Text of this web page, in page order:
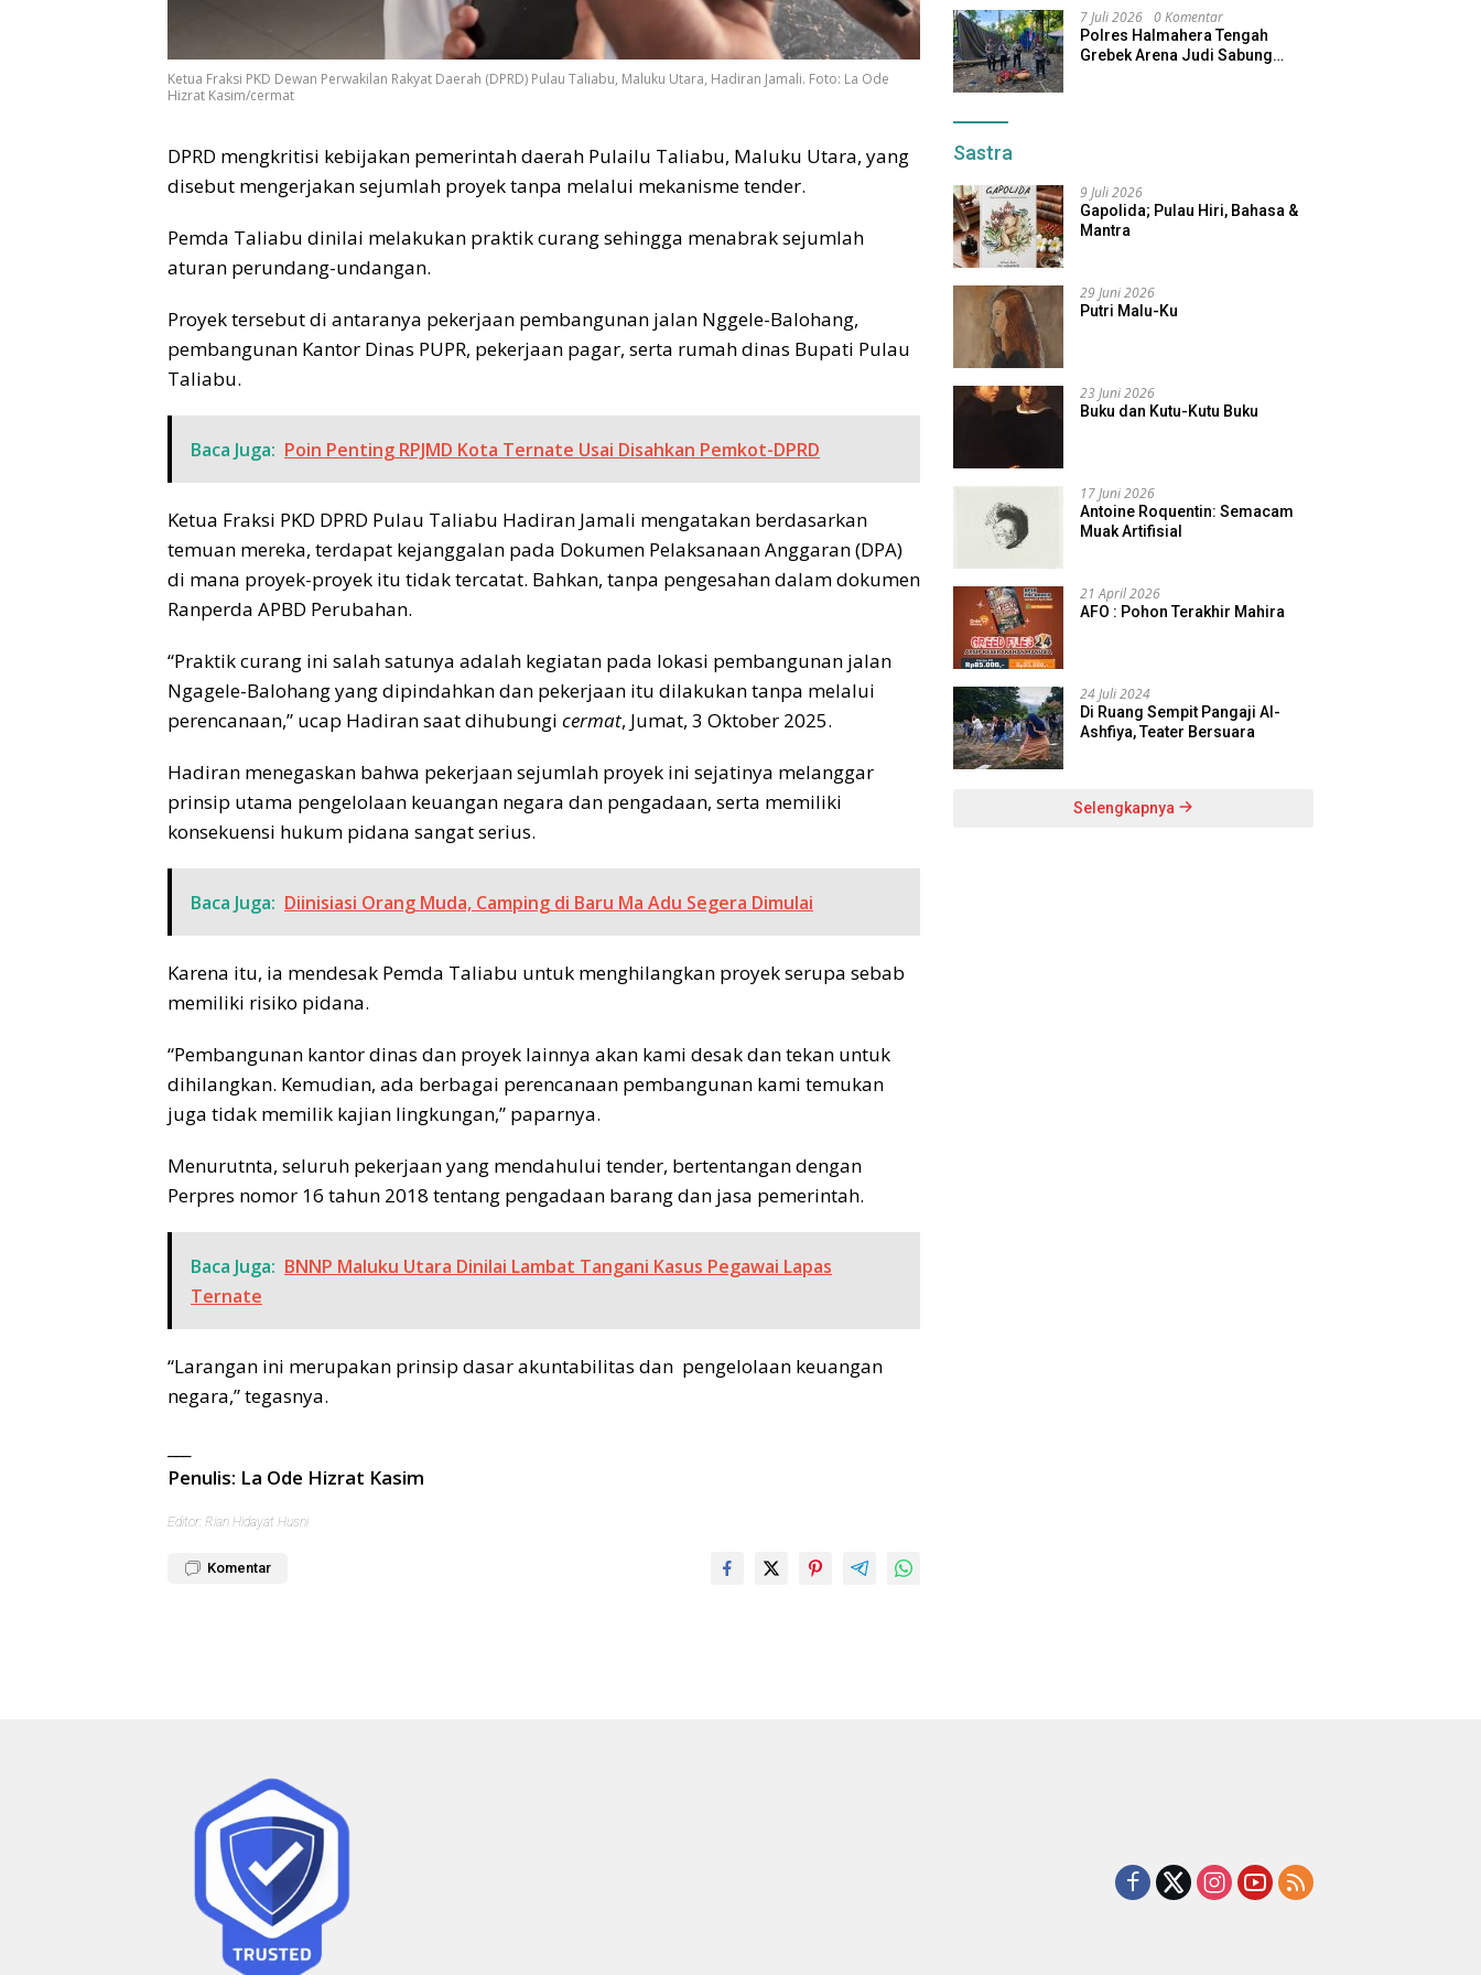
Ketua Fraksi PKD Dewan Perwakilan Rakyat Daerah (DPRD) Pulau Taliabu, Maluku Utara, Hadiran Jamali. Foto: La Ode
Hizrat Kasim/cermat
DPRD mengkritisi kebijakan pemerintah daerah Pulailu Taliabu, Maluku Utara, yang
disebut mengerjakan sejumlah proyek tanpa melalui mekanisme tender.
Pemda Taliabu dinilai melakukan praktik curang sehingga menabrak sejumlah
aturan perundang-undangan.
Proyek tersebut di antaranya pekerjaan pembangunan jalan Nggele-Balohang,
pembangunan Kantor Dinas PUPR, pekerjaan pagar, serta rumah dinas Bupati Pulau
Taliabu.
Baca Juga: Poin Penting RPJMD Kota Ternate Usai Disahkan Pemkot-DPRD
Ketua Fraksi PKD DPRD Pulau Taliabu Hadiran Jamali mengatakan berdasarkan
temuan mereka, terdapat kejanggalan pada Dokumen Pelaksanaan Anggaran (DPA)
di mana proyek-proyek itu tidak tercatat. Bahkan, tanpa pengesahan dalam dokumen
Ranperda APBD Perubahan.
“Praktik curang ini salah satunya adalah kegiatan pada lokasi pembangunan jalan
Ngagele-Balohang yang dipindahkan dan pekerjaan itu dilakukan tanpa melalui
perencanaan,” ucap Hadiran saat dihubungi cermat, Jumat, 3 Oktober 2025.
Hadiran menegaskan bahwa pekerjaan sejumlah proyek ini sejatinya melanggar
prinsip utama pengelolaan keuangan negara dan pengadaan, serta memiliki
konsekuensi hukum pidana sangat serius.
Baca Juga: Diinisiasi Orang Muda, Camping di Baru Ma Adu Segera Dimulai
Karena itu, ia mendesak Pemda Taliabu untuk menghilangkan proyek serupa sebab
memiliki risiko pidana.
“Pembangunan kantor dinas dan proyek lainnya akan kami desak dan tekan untuk
dihilangkan. Kemudian, ada berbagai perencanaan pembangunan kami temukan
juga tidak memilik kajian lingkungan,” paparnya.
Menurutnta, seluruh pekerjaan yang mendahului tender, bertentangan dengan
Perpres nomor 16 tahun 2018 tentang pengadaan barang dan jasa pemerintah.
Baca Juga: BNNP Maluku Utara Dinilai Lambat Tangani Kasus Pegawai Lapas
Ternate
“Larangan ini merupakan prinsip dasar akuntabilitas dan pengelolaan keuangan
negara,” tegasnya.
Penulis: La Ode Hizrat Kasim
Editor: Rian Hidayat Husni
Komentar
7 Juli 2026 0 Komentar
Polres Halmahera Tengah
Grebek Arena Judi Sabung
Sastra
9 Juli 2026
Gapolida; Pulau Hiri, Bahasa &
Mantra
29 Juni 2026
Putri Malu-Ku
23 Juni 2026
Buku dan Kutu-Kutu Buku
17 Juni 2026
Antoine Roquentin: Semacam
Muak Artifisial
21 April 2026
AFO : Pohon Terakhir Mahira
24 Juli 2024
Di Ruang Sempit Pangaji Al-
Ashfiya, Teater Bersuara
Selengkapnya